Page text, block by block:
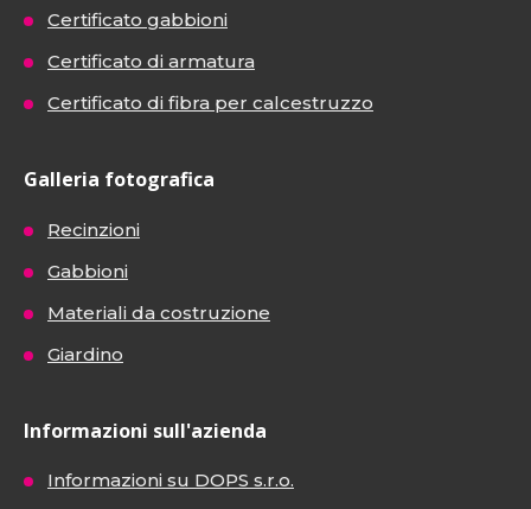
Certificato gabbioni
Certificato di armatura
Certificato di fibra per calcestruzzo
Galleria fotografica
Recinzioni
Gabbioni
Materiali da costruzione
Giardino
Informazioni sull'azienda
Informazioni su DOPS s.r.o.